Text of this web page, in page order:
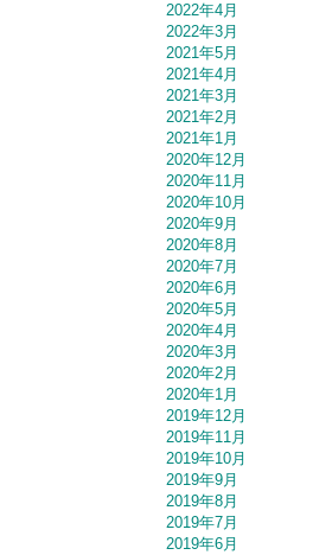
2022年4月
2022年3月
2021年5月
2021年4月
2021年3月
2021年2月
2021年1月
2020年12月
2020年11月
2020年10月
2020年9月
2020年8月
2020年7月
2020年6月
2020年5月
2020年4月
2020年3月
2020年2月
2020年1月
2019年12月
2019年11月
2019年10月
2019年9月
2019年8月
2019年7月
2019年6月